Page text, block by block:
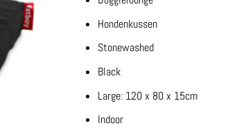
Hondenkussen
Stonewashed
Black
Large: 120 x 80 x 15cm
Indoor